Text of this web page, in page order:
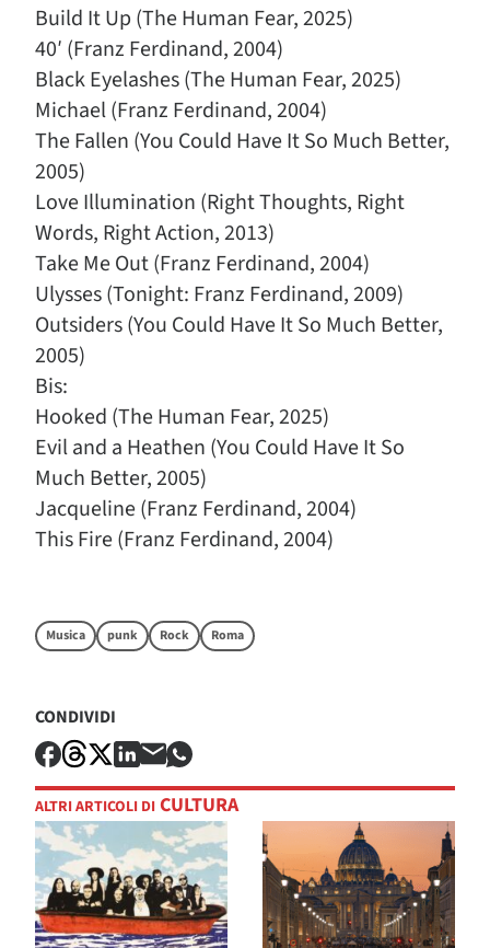
Build It Up (The Human Fear, 2025)
40′ (Franz Ferdinand, 2004)
Black Eyelashes (The Human Fear, 2025)
Michael (Franz Ferdinand, 2004)
The Fallen (You Could Have It So Much Better,
2005)
Love Illumination (Right Thoughts, Right
Words, Right Action, 2013)
Take Me Out (Franz Ferdinand, 2004)
Ulysses (Tonight: Franz Ferdinand, 2009)
Outsiders (You Could Have It So Much Better,
2005)
Bis:
Hooked (The Human Fear, 2025)
Evil and a Heathen (You Could Have It So
Much Better, 2005)
Jacqueline (Franz Ferdinand, 2004)
This Fire (Franz Ferdinand, 2004)
Musica punk Rock Roma
CONDIVIDI
ALTRI ARTICOLI DI CULTURA